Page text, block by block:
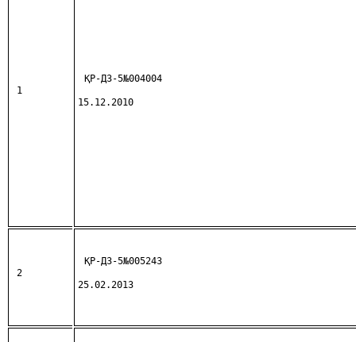
1
ҚР-ДЗ-5№004004
15.12.2010
2
ҚР-ДЗ-5№005243
25.02.2013